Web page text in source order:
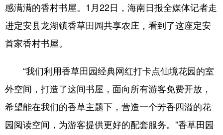
感满满的香村书屋。1月22日，海南日报全媒体记者走
进定安县龙湖镇香草田园共享农庄，看到了这座定安
首家香村书屋。
“我们利用香草田园经典网红打卡点仙境花园的室
外空间，打造了这间书屋，面向所有游客免费开放，
希望能在我们的香草主题下，营造一个芳香四溢的花
园阅读空间，为游客提供更好的配套服务。”香草田园